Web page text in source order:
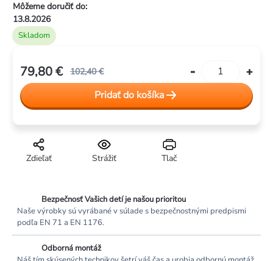
Skladom
Môžeme doručiť do:
13.8.2026
Tlač
Strážiť
Zdieľať
102,40 €
79,80 €
Jednotková
cena:
Pridať do košíka
Bezpečnosť Vašich detí je našou prioritou
Naše výrobky sú vyrábané v súlade s bezpečnostnými predpismi
podľa EN 71 a EN 1176.
Odborná montáž